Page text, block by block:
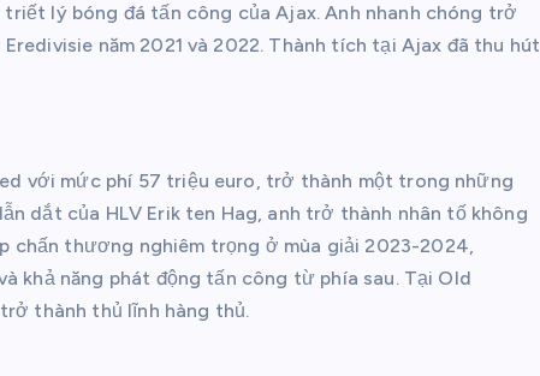
lý bóng đá tấn công của Ajax. Anh nhanh chóng trở
năm 2021 và 2022. Thành tích tại Ajax đã thu hút
với mức phí 57 triệu euro, trở thành một trong những
dắt của HLV Erik ten Hag, anh trở thành nhân tố không
chấn thương nghiêm trọng ở mùa giải 2023-2024,
khả năng phát động tấn công từ phía sau. Tại Old
thành thủ lĩnh hàng thủ.